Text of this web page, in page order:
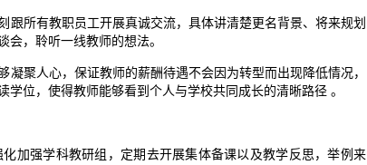
所有教职员工开展真诚交流，具体讲清楚更名背景、将来规划
，聆听一线教师的想法。
聚人心，保证教师的薪酬待遇不会因为转型而出现降低情况，
位，使得教师能够看到个人与学校共同成长的清晰路径 。
加强学科教研组，定期去开展集体备课以及教学反思，举例来